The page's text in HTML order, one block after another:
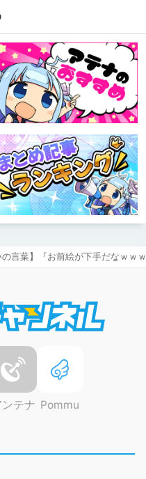
の言葉】『お前絵が下手だなｗｗ
ンテナ Pommu